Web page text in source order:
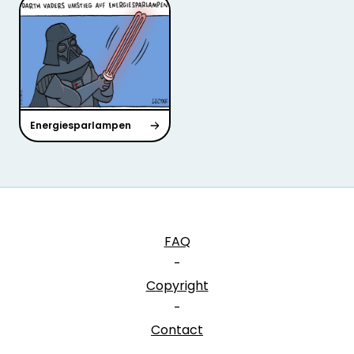
Energiesparlampen
FAQ
-
Copyright
-
Contact